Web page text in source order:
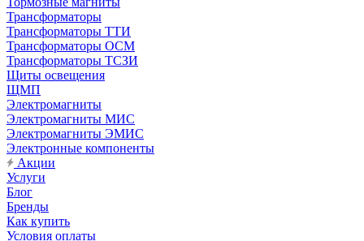
Трансформаторы
Трансформаторы ТТИ
Трансформаторы ОСМ
Трансформаторы ТСЗИ
Щиты освещения
ЩМП
Электромагниты
Электромагниты МИС
Электромагниты ЭМИС
Электронные компоненты
Акции
Услуги
Блог
Бренды
Как купить
Условия оплаты